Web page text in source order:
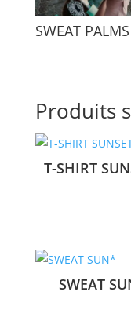
SWEAT
Produits
T-SHIRT
SWEAT